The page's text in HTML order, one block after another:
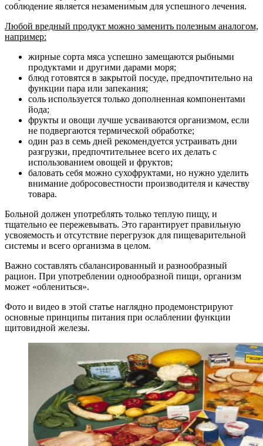
соблюдение является незаменимым для успешного лечения.
Любой вредный продукт можно заменить полезным аналогом,
например:
жирные сорта мяса успешно замещаются рыбными
продуктами и другими дарами моря;
блюд готовятся в закрытой посуде, предпочтительно на
функции пара или запекания;
соль используется только дополненная компонентами
йода;
фрукты и овощи лучше усваиваются организмом, если
не подвергаются термической обработке;
один раз в семь дней рекомендуется устраивать дни
разгрузки, предпочтительнее всего их делать с
использованием овощей и фруктов;
баловать себя можно сухофруктами, но нужно уделить
внимание добросовестности производителя и качеству
товара.
Больной должен употреблять только теплую пищу, и
тщательно ее пережевывать. Это гарантирует правильную
усвояемость и отсутствие перегрузок для пищеварительной
системы и всего организма в целом.
Важно составлять сбалансированный и разнообразный
рацион. При употреблении однообразной пищи, организм
может «облениться».
Фото и видео в этой статье наглядно продемонстрируют
основные принципы питания при ослаблении функции
щитовидной железы.